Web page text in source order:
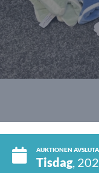
AUKTIONEN
Tisdag,